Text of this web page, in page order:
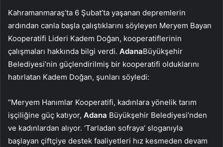
Kahramanmaraş’ta 6 Şubat’ta yaşanan depremlerin
ardından canla başla çalıştıklarını söyleyen Meryem Bayan
Kooperatifi Lideri Kadem Doğan, kooperatiflerinin
çalışmaları hakkında bilgi verdi. AdanaBüyükşehir
Belediyesi’nin güçlendirilmiş bir kooperatifi olduklarını
hatırlatan Kadem Doğan, şunları söyledi:
“Meryem Hanımlar Kooperatifi, kadınlara yönelik tarım
işçiliğine güç katıyor, Adana Büyükşehir Belediyesi’nden
ve kadınlardan alıyor. ‘Tarladan sofraya’ sloganıyla
başlayan çiftçiye destek faaliyetleri hız kesmeden devam